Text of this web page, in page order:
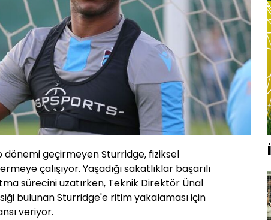
dönemi geçirmeyen Sturridge, fiziksel
çalışıyor. Yaşadığı sakatlıklar başarılı
sürecini uzatırken, Teknik Direktör Ünal
bulunan Sturridge'e ritim yakalaması için
veriyor.